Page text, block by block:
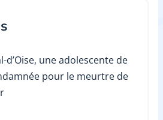
d’Oise, une adolescente de
pour le meurtre de